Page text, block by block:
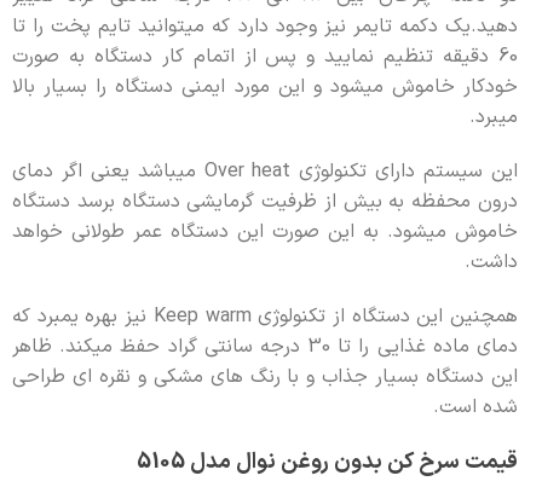
دهید.یک دکمه تایمر نیز وجود دارد که میتوانید تایم پخت را تا
60 دقیقه تنظیم نمایید و پس از اتمام کار دستگاه به صورت
خودکار خاموش میشود و این مورد ایمنی دستگاه را بسیار بالا
میبرد.
این سیستم دارای تکنولوژی Over heat میباشد یعنی اگر دمای
درون محفظه به بیش از ظرفیت گرمایشی دستگاه برسد دستگاه
خاموش میشود. به این صورت این دستگاه عمر طولانی خواهد
داشت.
همچنین این دستگاه از تکنولوژی Keep warm نیز بهره یمبرد که
دمای ماده غذایی را تا 30 درجه سانتی گراد حفظ میکند. ظاهر
این دستگاه بسیار جذاب و با رنگ های مشکی و نقره ای طراحی
شده است.
قیمت سرخ کن بدون روغن نوال مدل 5105